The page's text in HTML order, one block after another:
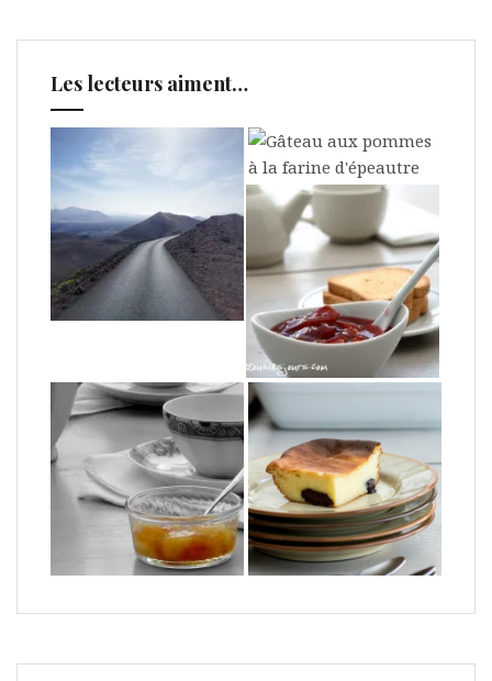
Les lecteurs aiment…